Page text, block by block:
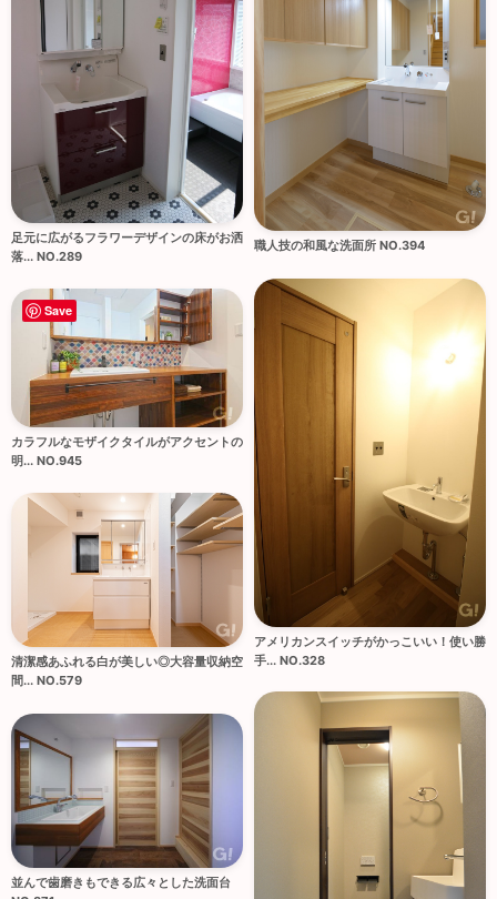
足元に広がるフラワーデザインの床がお洒
落... NO.289
職人技の和風な洗面所 NO.394
アメリカンスイッチがかっこいい！使い勝
手... NO.328
カラフルなモザイクタイルがアクセントの
明... NO.945
清潔感あふれる白が美しい◎大容量収納空
間... NO.579
並んで歯磨きもできる広々とした洗面台
Save